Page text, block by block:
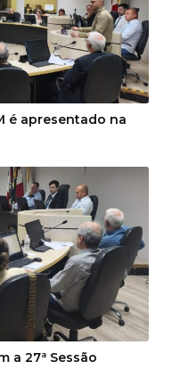
é apresentado na
a 27ª Sessão